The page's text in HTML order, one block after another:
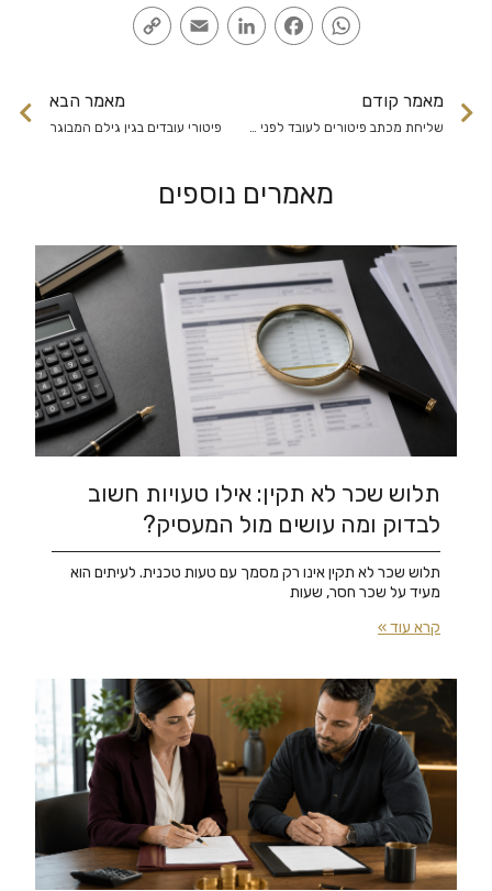
WhatsApp
Facebook
LinkedIn
Email
מאמר קודם
שליחת מכתב פיטורים לעובד לפני פיטורים
מאמר הבא
פיטורי עובדים בגין גילם המבוגר
מאמרים נוספים
תלוש שכר לא תקין: אילו טעויות חשוב
לבדוק ומה עושים מול המעסיק?
תלוש שכר לא תקין אינו רק מסמך עם טעות טכנית. לעיתים הוא
מעיד על שכר חסר, שעות
קרא עוד »